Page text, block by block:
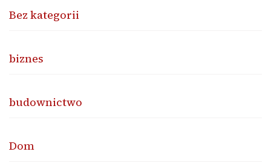
Bez kategorii
biznes
budownictwo
Dom